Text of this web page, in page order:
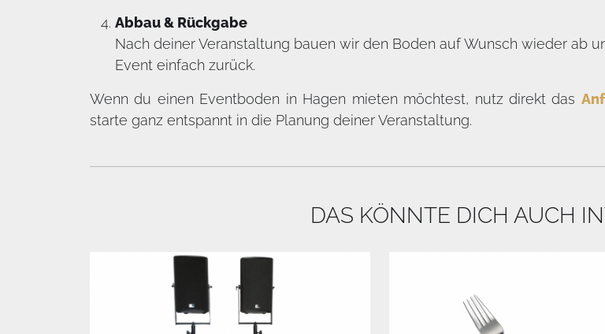
Abbau & Rückgabe
Nach deiner Veranstaltung bauen wir den Boden auf Wunsch wieder ab
Event einfach zurück.
Wenn du einen Eventboden in Hagen mieten möchtest, nutz direkt das
starte ganz entspannt in die Planung deiner Veranstaltung.
DAS KÖNNTE DICH AUCH